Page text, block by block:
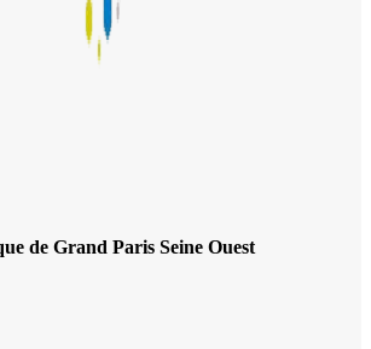
de Grand Paris Seine Ouest